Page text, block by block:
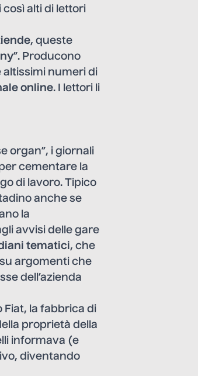
alti di lettori
, queste
”. Producono
altissimi numeri di
online. I lettori li
organ”, i giornali
cementare la
di lavoro. Tipico
anche se
la
avvisi delle gare
tematici, che
argomenti che
dell’azienda
Fiat, la fabbrica di
proprietà della
informava (e
diventando